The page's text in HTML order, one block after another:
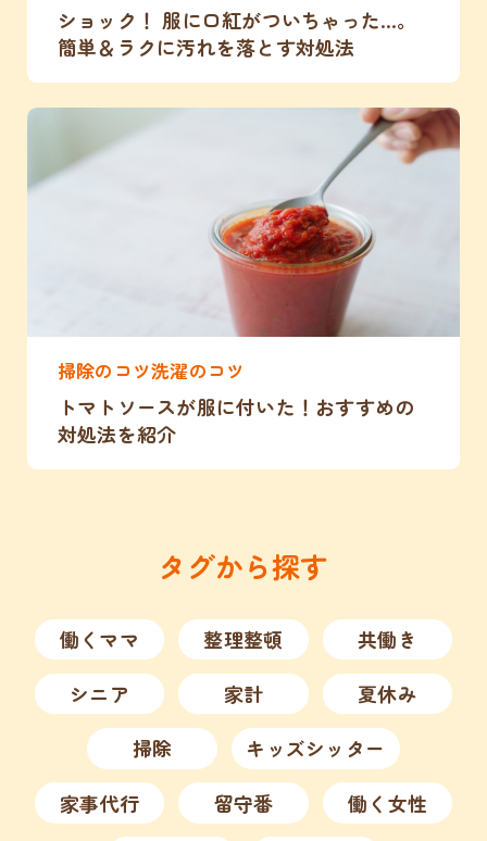
ショック！ 服に口紅がついちゃった…。
簡単＆ラクに汚れを落とす対処法
掃除のコツ洗濯のコツ
トマトソースが服に付いた！おすすめの
対処法を紹介
タグから探す
働くママ 整理整頓
共働き
シニア
家計
夏休み
掃除
キッズシッター
家事代行
留守番
働く女性